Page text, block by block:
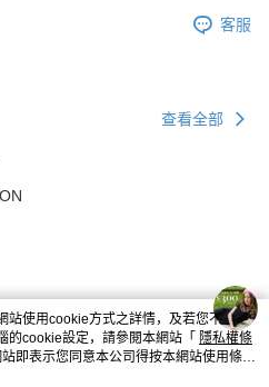
客服
查看全部
站使用cookie方式之詳情，及若您不希望
的cookie設定，請參閱本網站「 隱私權條
即表示您同意本公司得按本網站使用條款